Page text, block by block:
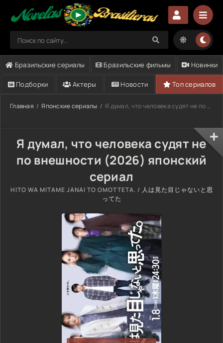
Бразильские сериалы Бразильские фильмы Новинки
Подборки Актеры Новости Топ сериалов
Главная Японские сериалы Я думал, что человека судят не по внешности (2026)
Я думал, что человека судят не
по внешности (2026) японский
сериал
HITO WA MITAME JANAI TO OMOTTETA. / 人は見た目じゃないと思
ってた